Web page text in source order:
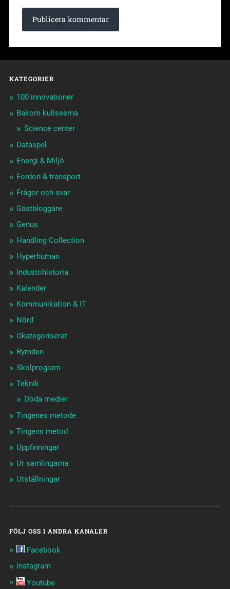
KATEGORIER
100 innovationer
Bakom kulisserna
Science center
Dataspel
Energi & Miljö
Fordon & transport
Frågor och svar
Gästbloggare
Genus
Handling Collection
Hyperhuman
Industrihistoria
Kalender
Kommunikation & IT
Nörd
Okategoriserat
Rymden
Skolprogram
Teknik
Döda medier
Tingenes metode
Tingens metod
Uppfinningar
Ur samlingarna
Utställningar
FÖLJ OSS I ANDRA KANALER
Facebook
Instagram
Youtube